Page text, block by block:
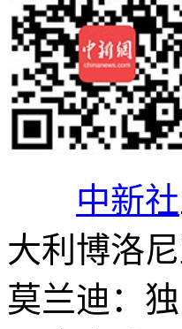
中新社
大利博洛
莫兰迪：